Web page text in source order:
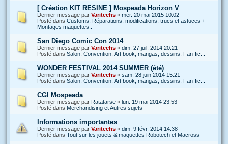
[ Création KIT RESINE ] Mospeada Horizon V
Dernier message par Varitechs « mer. 20 mai 2015 10:02
Posté dans Customs, Réparations, modifications, trucs et astuces +
Montages maquettes..
San Diego Comic Con 2014
Dernier message par Varitechs « dim. 27 juil. 2014 20:21
Posté dans Salon, Convention, Art book, mangas, dessins, Fan-fic...
WONDER FESTIVAL 2014 SUMMER (été)
Dernier message par Varitechs « sam. 28 juin 2014 15:21
Posté dans Salon, Convention, Art book, mangas, dessins, Fan-fic...
CGI Mospeada
Dernier message par Ratatarse « lun. 19 mai 2014 23:53
Posté dans Merchandising et Autres sujets
Informations importantes
Dernier message par Varitechs « dim. 9 févr. 2014 14:38
Posté dans Tout sur les jouets & maquettes Robotech et Macross